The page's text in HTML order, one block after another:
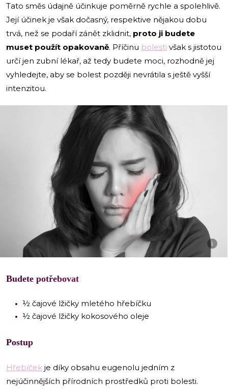
Tato směs údajně účinkuje poměrně rychle a spolehlivě.
Její účinek je však dočasný, respektive nějakou dobu
trvá, než se podaří zánět zklidnit, proto ji budete
muset použít opakovaně. Příčinu bolesti však s jistotou
určí jen zubní lékař, až tedy budete moci, rozhodně jej
vyhledejte, aby se bolest později nevrátila s ještě vyšší
intenzitou.
i
Budete potřebovat
½ čajové lžičky mletého hřebíčku
½ čajové lžičky kokosového oleje
Postup
Hřebíček je díky obsahu eugenolu jedním z
nejúčinnějších přírodních prostředků proti bolesti.